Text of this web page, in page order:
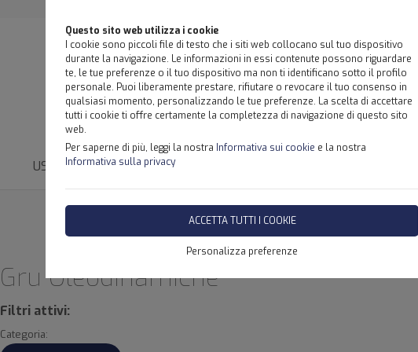
Questo sito web utilizza i cookie
I cookie sono piccoli file di testo che i siti web collocano sul tuo dispositivo
durante la navigazione. Le informazioni in essi contenute possono riguardare
te, le tue preferenze o il tuo dispositivo ma non ti identificano sotto il profilo
personale. Puoi liberamente prestare, rifiutare o revocare il tuo consenso in
qualsiasi momento, personalizzando le tue preferenze. La scelta di accettare
tutti i cookie ti offre certamente la completezza di navigazione di questo sito
web.
Per saperne di più, leggi la nostra Informativa sui cookie e la nostra
Informativa sulla privacy
ACCETTA TUTTI I COOKIE
Personalizza preferenze
USATO PRODOTTI LAVORAZIONI
Gru Oleodinamiche
Filtri attivi:
Categoria: